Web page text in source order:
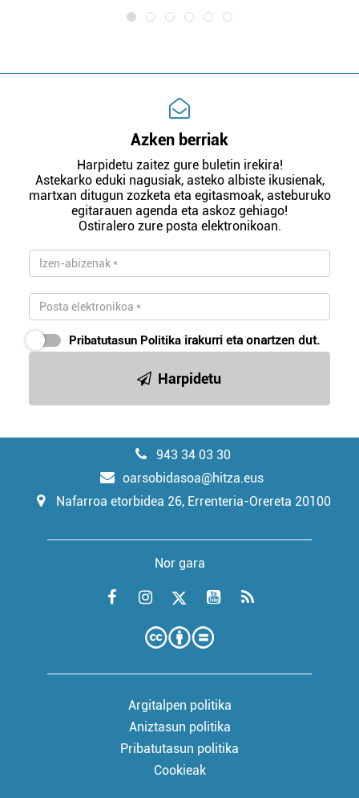
Azken berriak
Harpidetu zaitez gure buletin irekira!
Astekarko eduki nagusiak, asteko albiste ikusienak,
martxan ditugun zozketa eta egitasmoak, asteburuko
egitarauen agenda eta askoz gehiago!
Ostiralero zure posta elektronikoan.
Pribatutasun Politika irakurri eta onartzen dut.
Harpidetu
943 34 03 30
oarsobidasoa@hitza.eus
Nafarroa etorbidea 26, Errenteria-Orereta 20100
Nor gara
Argitalpen politika
Aniztasun politika
Pribatutasun politika
Cookieak